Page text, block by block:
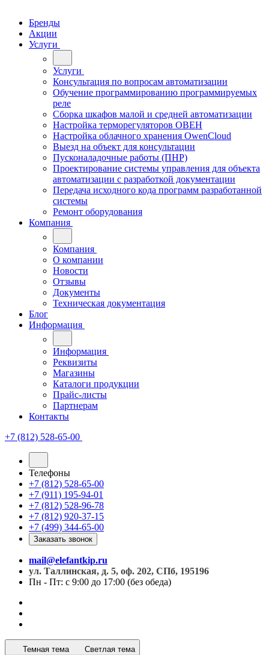
Бренды
Акции
Услуги
Услуги
Консультация по вопросам автоматизации
Обучение программированию программируемых
реле
Сборка шкафов малой и средней автоматизации
Настройка терморегуляторов ОВЕН
Настройка облачного хранения OwenCloud
Выезд на объект для консультации
Пусконаладочные работы (ПНР)
Проектирование системы управления для объекта
автоматизации с разработкой документации
Передача исходного кода программ разработанной
системы
Ремонт оборудования
Компания
Компания
О компании
Новости
Отзывы
Документы
Техническая документация
Блог
Информация
Информация
Реквизиты
Магазины
Каталоги продукции
Прайс-листы
Партнерам
Контакты
+7 (812) 528-65-00
Телефоны
+7 (812) 528-65-00
+7 (911) 195-94-01
+7 (812) 528-96-78
+7 (812) 920-37-15
+7 (499) 344-65-00
Заказать звонок
mail@elefantkip.ru
ул. Таллинская, д. 5, оф. 202, СПб, 195196
Пн - Пт: с 9:00 до 17:00 (без обеда)
Темная тема Светлая тема